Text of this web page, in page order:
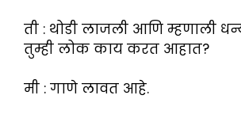
ती : थोडी लाजली आणि म्हणाली
तुम्ही लोक काय करत आहात?
मी : गाणे लावत आहे.